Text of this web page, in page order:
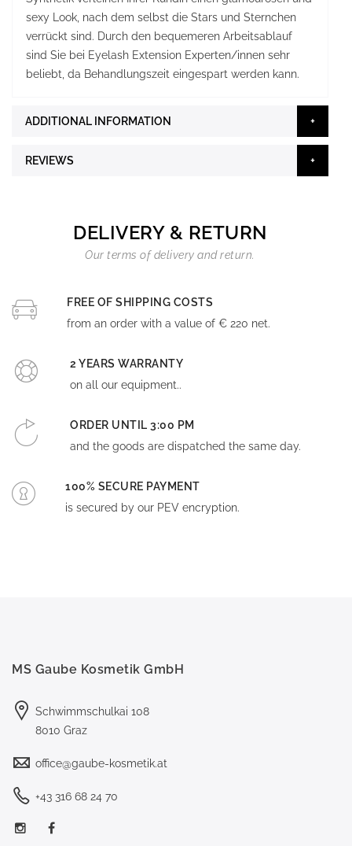
sexy Look, nach dem selbst die Stars und Sternchen
verrückt sind. Durch den bequemeren Arbeitsablauf
sind Sie bei Eyelash Extension Experten/innen sehr
beliebt, da Behandlungszeit eingespart werden kann.
ADDITIONAL INFORMATION
REVIEWS
DELIVERY & RETURN
Our terms of delivery and return.
FREE OF SHIPPING COSTS
from an order with a value of € 220 net.
2 YEARS WARRANTY
on all our equipment..
ORDER UNTIL 3:00 PM
and the goods are dispatched the same day.
100% SECURE PAYMENT
is secured by our PEV encryption.
MS Gaube Kosmetik GmbH
Schwimmschulkai 108
8010 Graz
office@gaube-kosmetik.at
+43 316 68 24 70